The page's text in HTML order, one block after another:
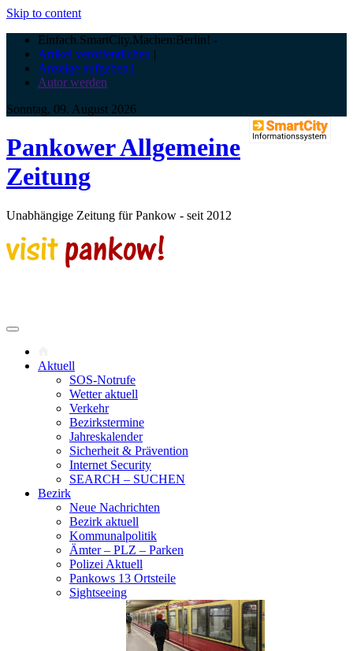
Skip to content
Einfach.SmartCity.Machen:Berlin! -
Artikel veröffentlichen |
Anzeige aufgeben |
Autor werden
Sonntag, 09. August 2026
Pankower Allgemeine
Zeitung
Unabhängige Zeitung für Pankow - seit 2012
Aktuell
SOS-Notrufe
Wetter aktuell
Verkehr
Bezirkstermine
Jahreskalender
Sicherheit & Prävention
Internet Security
SEARCH – SUCHEN
Bezirk
Neue Nachrichten
Bezirk aktuell
Kommunalpolitik
Ämter – PLZ – Parken
Polizei Aktuell
Pankows 13 Ortsteile
Sightseeing